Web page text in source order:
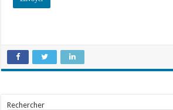
Rechercher